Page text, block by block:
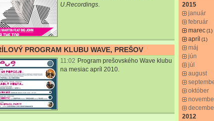
U.Recordings.
PROGRAM KLUBU WAVE, PREŠOV
11:02 Program prešovského Wave klubu
na mesiac apríl 2010.
2015
január
február
marec(1)
apríl (1)
máj
jún
júl
august
október
2012